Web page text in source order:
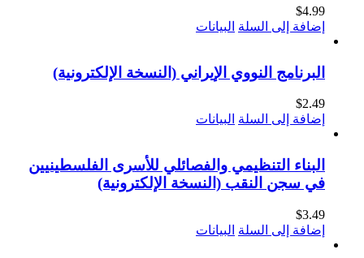
$4.99
إضافة إلى السلة البيانات
البرنامج النووي الإيراني (النسخة الإلكترونية)
$2.49
إضافة إلى السلة البيانات
البناء التنظيمي والفصائلي للأسرى الفلسطينيين
في سجن النقب (النسخة الإلكترونية)
$3.49
إضافة إلى السلة البيانات